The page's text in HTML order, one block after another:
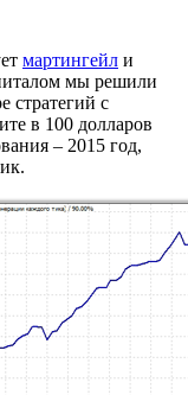
мартингейл и
мы решили
стратегий с
в 100 долларов
– 2015 год,